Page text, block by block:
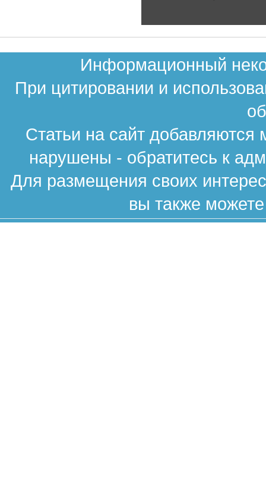
Информационный
При цитировании и
Статьи на сайт
нарушены - обратитесь к
Для размещения своих
вы также